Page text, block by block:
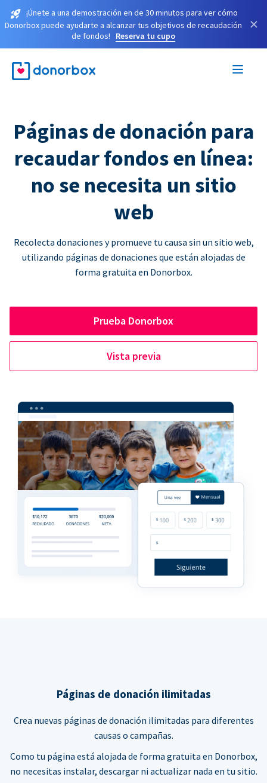
¡Únete a una demostración en de 30 minutos para ver cómo
Donorbox puede ayudarte a alcanzar tus objetivos de recaudación
de fondos!
Reserva tu cupo
×
Páginas de donación para
recaudar fondos en línea:
no se necesita un sitio
web
Recolecta donaciones y promueve tu causa sin un sitio web,
utilizando páginas de donaciones que están alojadas de
forma gratuita en Donorbox.
Prueba Donorbox
Vista previa
Páginas de donación ilimitadas
Crea nuevas páginas de donación ilimitadas para diferentes
causas o campañas.
Como tu página está alojada de forma gratuita en Donorbox,
no necesitas instalar, descargar ni actualizar nada en tu sitio.